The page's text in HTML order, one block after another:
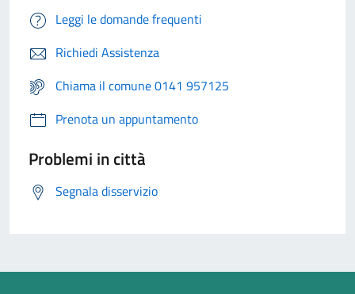
Leggi le domande frequenti
Richiedi Assistenza
Chiama il comune 0141 957125
Prenota un appuntamento
Problemi in città
Segnala disservizio